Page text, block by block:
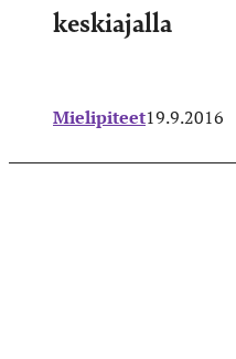
keskiajalla
Mielipiteet19.9.2016